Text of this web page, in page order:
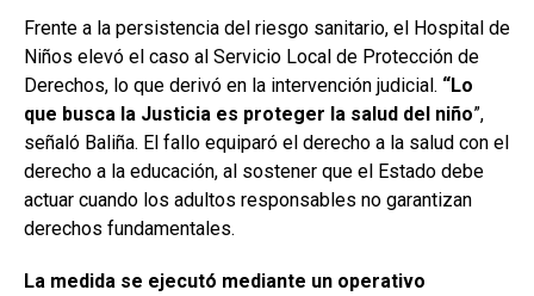
Frente a la persistencia del riesgo sanitario, el Hospital de
Niños elevó el caso al Servicio Local de Protección de
Derechos, lo que derivó en la intervención judicial. “Lo
que busca la Justicia es proteger la salud del niño”,
señaló Baliña. El fallo equiparó el derecho a la salud con el
derecho a la educación, al sostener que el Estado debe
actuar cuando los adultos responsables no garantizan
derechos fundamentales.
La medida se ejecutó mediante un operativo